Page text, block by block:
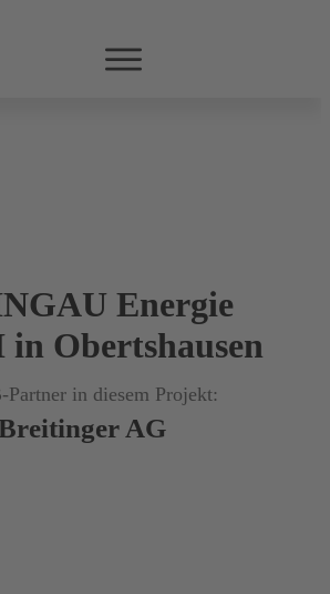
Energie
in Obertshausen
in diesem Projekt:
AG